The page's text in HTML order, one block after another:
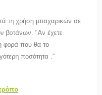
τη χρήση μπαχαρικών σε
βοτάνων. "Αν έχετε
φορά που θα το
ποσότητα ."